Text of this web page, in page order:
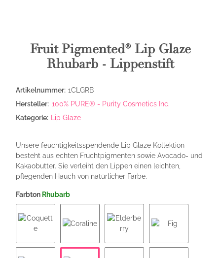
Fruit Pigmented® Lip Glaze
Rhubarb - Lippenstift
Artikelnummer: 1CLGRB
Hersteller: 100% PURE® - Purity Cosmetics Inc.
Kategorie:
Lip Glaze
Unsere feuchtigkeitsspendende Lip Glaze Kollektion
besteht aus echten Fruchtpigmenten sowie Avocado- und
Kakaobutter. Sie verleiht den Lippen einen leichten,
pflegenden Hauch von natürlicher Farbe.
Farbton Rhubarb
Coquette Coraline Elderberry Fig